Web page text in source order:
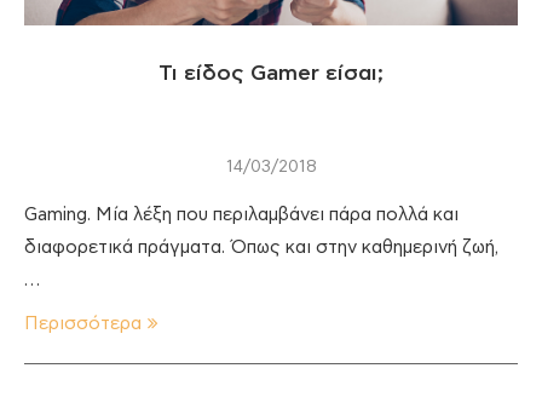
Τι είδος Gamer είσαι;
14/03/2018
Gaming. Μία λέξη που περιλαμβάνει πάρα πολλά και
διαφορετικά πράγματα. Όπως και στην καθημερινή ζωή,
…
Περισσότερα